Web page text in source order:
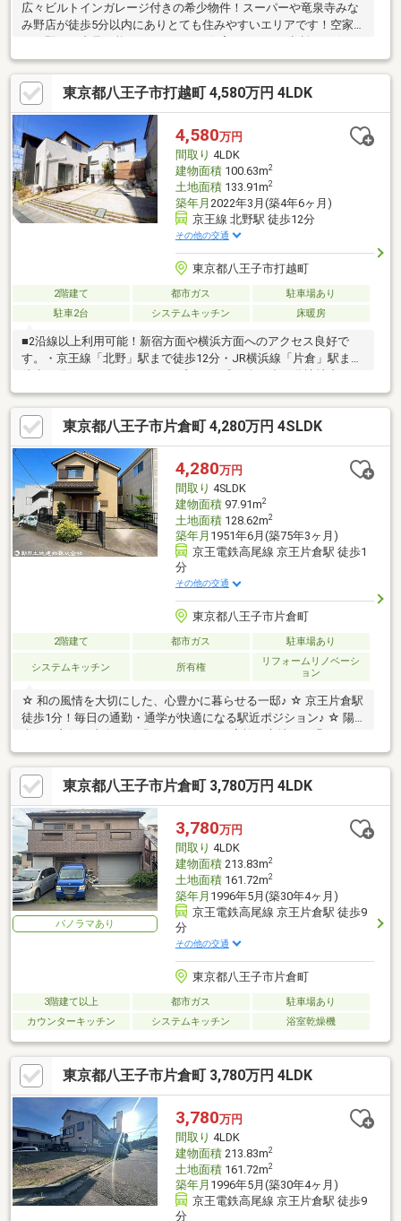
広々ビルトインガレージ付きの希少物件！スーパーや竜泉寺みな
み野店が徒歩5分以内にありとても住みやすいエリアです！空家に
ください！まずは是非お問合せ下さい！～ご案内の流れ～◆弊社
へのご来社◆ご自宅へお迎え◆最寄駅等でお待ち合わせ等、ご希
望を仰って下さい！ご希望があれば、物件の周辺環境等もご案内
をいたします。◆お問合せ物件の他に、ご希望があれば他物件も
多数ご案内いたします。事前にご条件を伺えれば、ご案内もスム
ーズです。何なりとお申し付けください。
東京都八王子市打越町 4,580万円 4LDK
4,580万円
間取り 4LDK
建物面積100.63m2
土地面積133.91m2
築年月 2022年3月(築4年6ヶ月)
京王線 北野駅 徒歩12分
その他の交通
東京都八王子市打越町
2階建て 都市ガス
駐車場あり
駐車2台
システムキッチン 床暖房
■2沿線以上利用可能！新宿方面や横浜方面へのアクセス良好で
す。・京王線「北野」駅まで徒歩12分・JR横浜線「片倉」駅まで
徒歩10分■5つのエリアコンセプトから成る全47邸の分譲地内。
その内の「グリーンエリア」に存しており、植栽計画と合わせた
プランニングやデザインが、癒しの空間を作り出します。■開発
分譲区域内の高台にある「打越町夕陽の丘公園」からは八王子花
火大会の花火が望めます。※毎年7月下旬から8月上旬にかけて開
催、天候による■開放感ある空間を演出するLDKの吹抜が魅力のデ
ザイナーズ住宅です。◆周辺環境◆・京王ストア北野店まで徒歩
12分・打越町夕陽の丘公園まで徒歩1分
東京都八王子市片倉町 4,280万円 4SLDK
4,280万円
間取り 4SLDK
建物面積97.91m2
土地面積128.62m2
築年月 1951年6月(築75年3ヶ月)
京王電鉄高尾線 京王片倉駅 徒歩1
分
その他の交通
東京都八王子市片倉町
2階建て 都市ガス 駐車場あり
システムキッチン 所有権
リフォームリノベーシ
ョン
☆ 和の風情を大切にした、心豊かに暮らせる一邸♪ ☆ 京王片倉駅
徒歩1分！毎日の通勤・通学が快適になる駅近ポジション♪ ☆ 陽
住まい♪
東京都八王子市片倉町 3,780万円 4LDK
パノラマあり
3,780万円
間取り 4LDK
建物面積213.83m2
土地面積161.72m2
築年月 1996年5月(築30年4ヶ月)
京王電鉄高尾線 京王片倉駅 徒歩9
分
その他の交通
東京都八王子市片倉町
3階建て以上 都市ガス
駐車場あり
カウンターキッチン
システムキッチン 浴室乾燥機
東京都八王子市片倉町 3,780万円 4LDK
3,780万円
間取り 4LDK
建物面積213.83m2
土地面積161.72m2
築年月 1996年5月(築30年4ヶ月)
京王電鉄高尾線 京王片倉駅 徒歩9
分